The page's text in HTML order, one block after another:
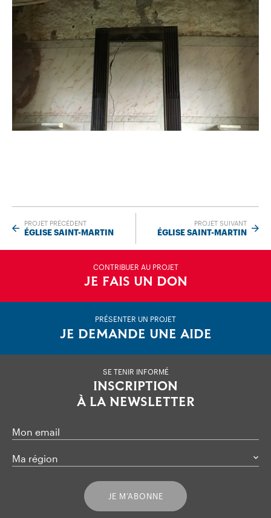
PROJET PRÉCÉDENT
ÉGLISE SAINT-MARTIN
PROJET SUIVANT
ÉGLISE SAINT-MARTIN
CONTRIBUER AU PROJET
JE FAIS UN DON
PRÉSENTER UN PROJET
JE DEMANDE UNE AIDE
SE TENIR INFORMÉ
INSCRIPTION
À LA NEWSLETTER
Mon email
Ma région
JE M’ABONNE